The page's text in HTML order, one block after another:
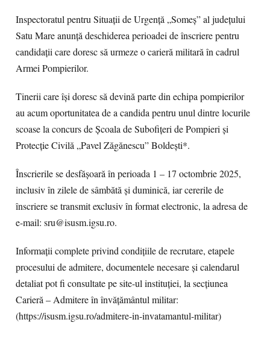
Inspectoratul pentru Situații de Urgență „Someș” al județului
Satu Mare anunță deschiderea perioadei de înscriere pentru
candidații care doresc să urmeze o carieră militară în cadrul
Armei Pompierilor.
Tinerii care își doresc să devină parte din echipa pompierilor
au acum oportunitatea de a candida pentru unul dintre locurile
scoase la concurs de Școala de Subofițeri de Pompieri și
Protecție Civilă „Pavel Zăgănescu” Boldești*.
Înscrierile se desfășoară în perioada 1 – 17 octombrie 2025,
inclusiv în zilele de sâmbătă și duminică, iar cererile de
înscriere se transmit exclusiv în format electronic, la adresa de
e-mail: sru@isusm.igsu.ro.
Informații complete privind condițiile de recrutare, etapele
procesului de admitere, documentele necesare și calendarul
detaliat pot fi consultate pe site-ul instituției, la secțiunea
Carieră – Admitere în învățământul militar:
(https://isusm.igsu.ro/admitere-in-invatamantul-militar)